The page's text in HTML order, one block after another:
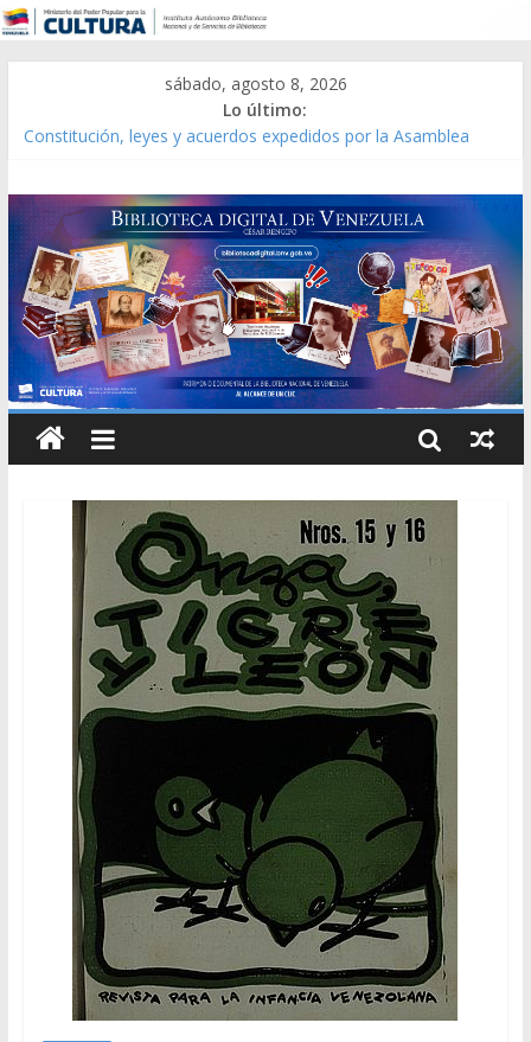
sábado, agosto 8, 2026
Lo último:
Constitución, leyes y acuerdos expedidos por la Asamblea
Modesta Bor Sánchez [material gráfico]
Gaceta Oficial de la República de Venezuela año CXXXIII Mes V,
Caracas 09 de marzo de 2006 N° 38.394
Catálogo temático de obras de Modesta Bor